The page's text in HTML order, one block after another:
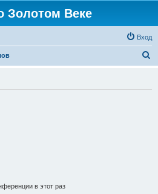
Золотом Веке
Вход
в этот раз